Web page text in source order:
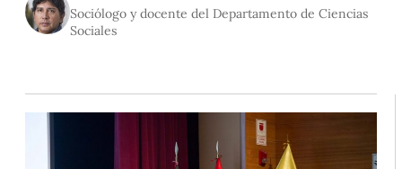
gestión pública sobre el cambio climático. Empujados por la
realización de la COP-20 en Lima,
Sociólogo y docente del Departamento de Ciencias
Sociales